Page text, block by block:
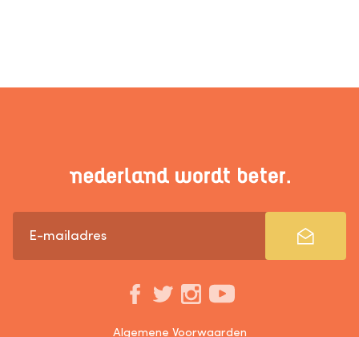
Algemene Voorwaarden